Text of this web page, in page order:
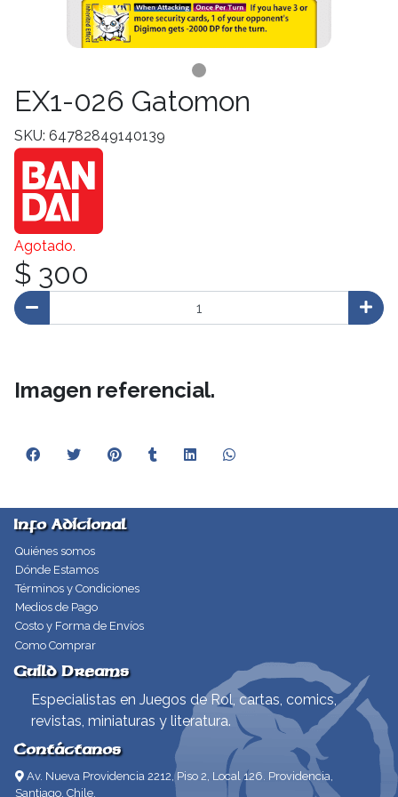
EX1-026 Gatomon
SKU: 64782849140139
Agotado.
$ 300
Imagen referencial.
Info Adicional
Quiénes somos
Dónde Estamos
Términos y Condiciones
Medios de Pago
Costo y Forma de Envíos
Como Comprar
Guild Dreams
Especialistas en Juegos de Rol, cartas, comics,
revistas, miniaturas y literatura.
Contáctanos
Av. Nueva Providencia 2212, Piso 2, Local 126. Providencia,
Santiago, Chile.